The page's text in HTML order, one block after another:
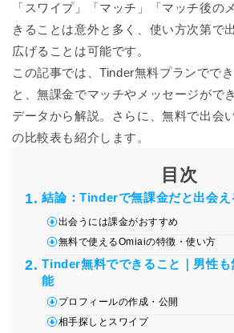
「スワイプ」「マッチ」「マッチ後の
きることは意外と多く、使い方次第で
広げることは可能です。
この記事では、Tinder無料プランでで
と、無課金でマッチやメッセージがで
データから解説。さらに、無料で出会
の比較表も紹介します。
目次
結論：Tinderで無課金だと出会え
出会うには課金がおすすめ
無料で使えるOmiaiの特徴・使い方
Tinder無料でできること｜男性も
能
プロフィールの作成・公開
相手探しとスワイプ